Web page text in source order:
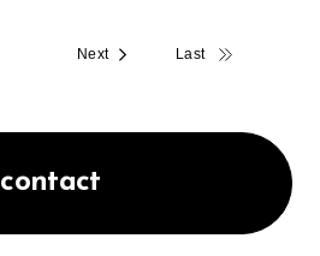
Next Last
contact